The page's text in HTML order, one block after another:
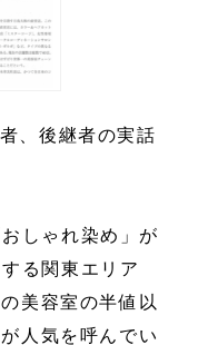
、後継者の実話
しゃれ染め」が
る関東エリア
美容室の半値以
人気を呼んでい